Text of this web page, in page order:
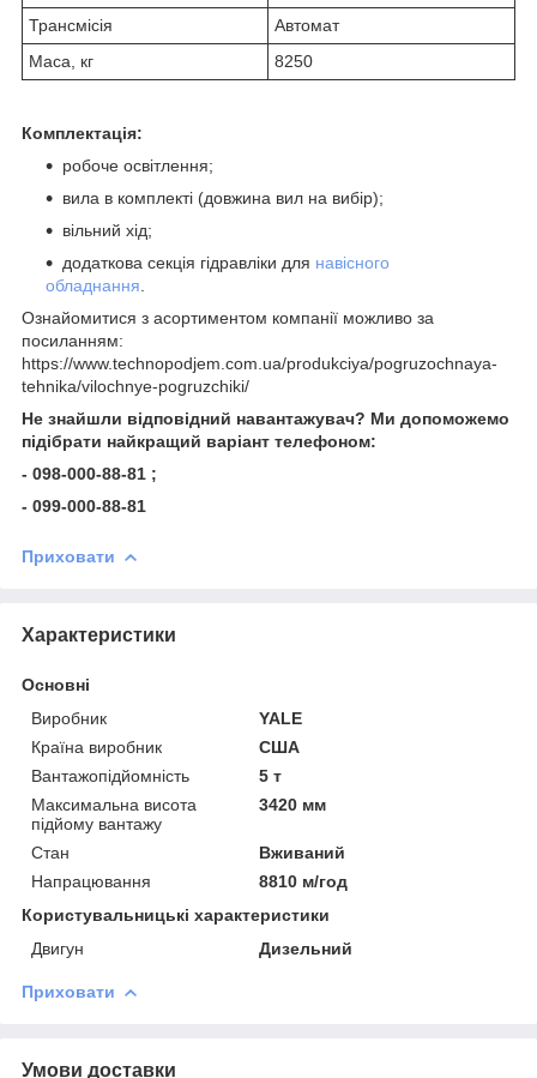
Трансмісія
Автомат
Маса, кг
8250
Комплектація:
робоче освітлення;
вила в комплекті (довжина вил на вибір);
вільний хід;
додаткова секція гідравліки для навісного
обладнання
Ознайомитися з асортиментом компанії можливо за
посиланням:
https://www.technopodjem.com.ua/produkciya/pogruzochnaya-
tehnika/vilochnye-pogruzchiki/
Не знайшли відповідний навантажувач? Ми допоможемо
підібрати найкращий варіант телефоном:
- 098-000-88-81 ;
- 099-000-88-81
Приховати
Характеристики
Основні
Виробник
YALE
Країна виробник
США
Вантажопідйомність
5 т
Максимальна висота
підйому вантажу
3420 мм
Стан
Вживаний
Напрацювання
8810 м/год
Користувальницькі характеристики
Двигун
Дизельний
Приховати
Умови доставки